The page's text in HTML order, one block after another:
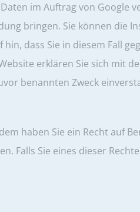
im Auftrag von Google
bringen. Sie können die
dass Sie in diesem Fall
erklären Sie sich mit
benannten Zweck
haben Sie ein Recht auf
Falls Sie eines dieser